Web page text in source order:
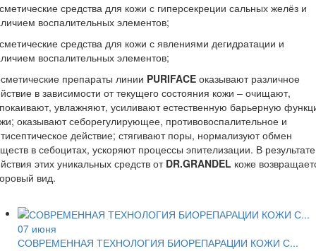
средства для кожи с гиперсекреции сальных желёз и
воспалительных элементов;
средства для кожи с явлениями дегидратации и
воспалительных элементов;
препараты линии PURIFACE оказывают различное
в зависимости от текущего состояния кожи – очищают,
увлажняют, усиливают естественную барьерную
оказывают себорегулирующее, противовоспалительное и
действие; стягивают поры, нормализуют обмен
в себоцитах, ускоряют процессы эпителизации. В результате
этих уникальных средств от DR.GRANDEL коже
вид.
07 июня
СОВРЕМЕННАЯ ТЕХНОЛОГИЯ БИОРЕПАРАЦИИ КОЖИ С...